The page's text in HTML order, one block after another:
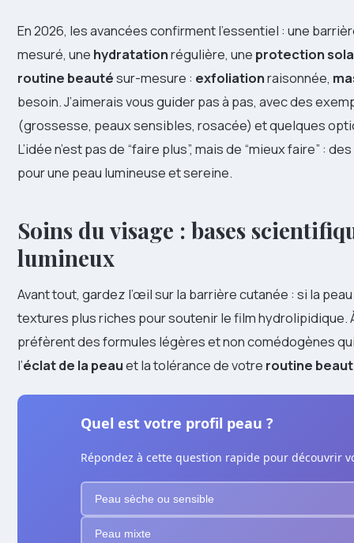
En 2026, les avancées confirment l’essentiel : une
mesuré, une hydratationrégulière, une protection
routine beautésur-mesure : exfoliationraisonnée,
besoin. J’aimerais vous guider pas à pas, avec des
(grossesse, peaux sensibles, rosacée) et quelques
L’idée n’est pas de “faire plus”, mais de “mieux faire” :
pour une peau lumineuse et sereine.
Soins du visage : bases
lumineux
Avant tout, gardez l’œil sur la barrière cutanée : si la
textures plus riches pour soutenir le film hydrolipidique.
préfèrent des formules légères et non comédogènes
l’éclat de la peauet la tolérance de votre routine
Quel est votre profil peau ?
Répondez à cette question rapide pour découvrir
Peau sèche ou sensible
Peau mixte